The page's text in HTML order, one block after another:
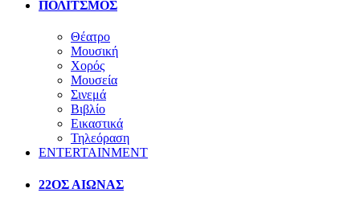
ΠΟΛΙΤΣΜΟΣ
Θέατρο
Μουσική
Χορός
Μουσεία
Σινεμά
Βιβλίο
Εικαστικά
Τηλεόραση
ENTERTAINMENT
22ΟΣ ΑΙΩΝΑΣ